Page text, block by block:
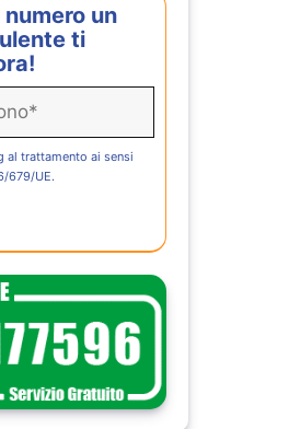
un
ti
al trattamento ai sensi
679/UE.